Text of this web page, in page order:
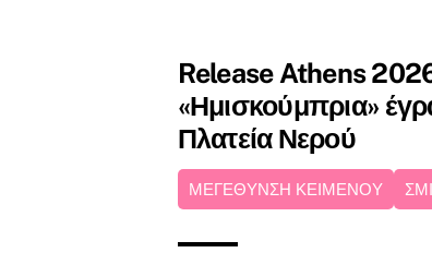
Release Athens
«Ημισκούμπρια»
Πλατεία Νερού
ΜΕΓΕΘΥΝΣΗ ΚΕΙΜΕΝΟΥ